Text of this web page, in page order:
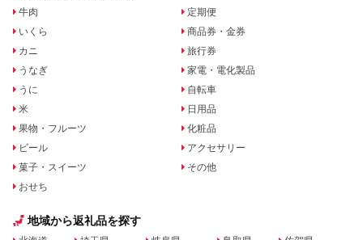
牛肉
いくら
カニ
うなぎ
うに
米
果物・フルーツ
ビール
菓子・スイーツ
おせち
定期便
商品券・金券
旅行券
家電・電化製品
自転車
日用品
化粧品
アクセサリー
その他
地域から返礼品を探す